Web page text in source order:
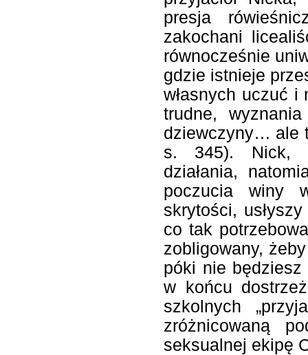
presja
zakochani
równocześnie
gdzie istnieje
własnych uczuć
trudne,
dziewczyny… ale
s. 345). Nick,
działania,
poczucia winy
skrytości,
co tak
zobligowany,
póki nie
w końcu
szkolnych
zróżnicowaną
seksualnej ekipę